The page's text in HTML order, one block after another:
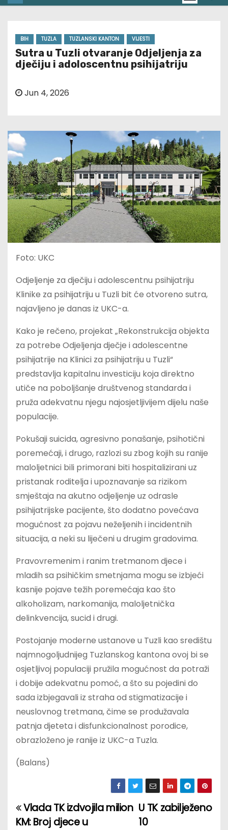
BIH TUZLA TUZLANSKI KANTON VIJESTI
Sutra u Tuzli otvaranje Odjeljenja za
dječiju i adoloscentnu psihijatriju
Jun 4, 2026
Foto: UKC
Odjeljenje za dječiju i adolescentnu psihijatriju
Klinike za psihijatriju u Tuzli bit će otvoreno sutra,
najavljeno je danas iz UKC-a.
Kako je rečeno, projekat „Rekonstrukcija objekta
za potrebe Odjeljenja dječje i adolescentne
psihijatrije na Klinici za psihijatriju u Tuzli“
predstavlja kapitalnu investiciju koja direktno
utiče na poboljšanje društvenog standarda i
pruža adekvatnu njegu najosjetljivijem dijelu naše
populacije.
Pokušaji suicida, agresivno ponašanje, psihotični
poremećaji, i drugo, razlozi su zbog kojih su ranije
maloljetnici bili primorani biti hospitalizirani uz
pristanak roditelja i upoznavanje sa rizikom
smještaja na akutno odjeljenje uz odrasle
psihijatrijske pacijente, što dodatno povećava
mogućnost za pojavu neželjenih i incidentnih
situacija, a neki su liječeni u drugim gradovima.
Pravovremenim i ranim tretmanom djece i
mladih sa psihičkim smetnjama mogu se izbjeći
kasnije pojave težih poremećaja kao što
alkoholizam, narkomanija, maloljetnička
delinkvencija, sucid i drugi.
Postojanje moderne ustanove u Tuzli kao središtu
najmnogoljudnijeg Tuzlanskog kantona ovoj bi se
osjetljivoj populaciji pružila mogućnost da potraži
i dobije adekvatnu pomoć, a što su pojedini do
sada izbjegavali iz straha od stigmatizacije i
neuslovnog tretmana, čime se produžavala
patnja djeteta i disfunkcionalnost porodice,
obrazloženo je ranije iz UKC-a Tuzla.
(Balans)
P
U TK zabilježeno
10
Vlada TK izdvojila milion
KM: Broj djece u